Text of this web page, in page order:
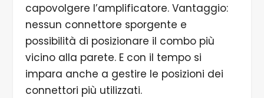
capovolgere l’amplificatore. Vantaggio:
nessun connettore sporgente e
possibilità di posizionare il combo più
vicino alla parete. E con il tempo si
impara anche a gestire le posizioni dei
connettori più utilizzati.